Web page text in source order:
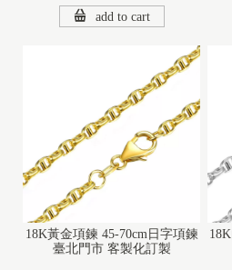
add to cart
18K黃金項鍊 45-70cm日字項鍊
臺北門市 客製化訂製